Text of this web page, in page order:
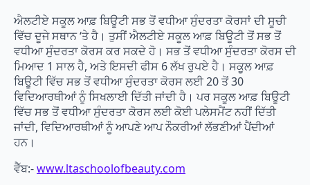
ਐਲਟੀਏ ਸਕੂਲ ਆਫ਼ ਬਿਊਟੀ ਸਭ ਤੋਂ ਵਧੀਆ ਸੁੰਦਰਤਾ ਕੋਰਸਾਂ ਦੀ ਸੂਚੀ
ਵਿੱਚ ਦੂਜੇ ਸਥਾਨ ‘ਤੇ ਹੈ। ਤੁਸੀਂ ਐਲਟੀਏ ਸਕੂਲ ਆਫ਼ ਬਿਊਟੀ ਤੋਂ ਸਭ ਤੋਂ
ਵਧੀਆ ਸੁੰਦਰਤਾ ਕੋਰਸ ਕਰ ਸਕਦੇ ਹੋ। ਸਭ ਤੋਂ ਵਧੀਆ ਸੁੰਦਰਤਾ ਕੋਰਸ ਦੀ
ਮਿਆਦ 1 ਸਾਲ ਹੈ, ਅਤੇ ਇਸਦੀ ਫੀਸ 6 ਲੱਖ ਰੁਪਏ ਹੈ। ਸਕੂਲ ਆਫ਼
ਬਿਊਟੀ ਵਿੱਚ ਸਭ ਤੋਂ ਵਧੀਆ ਸੁੰਦਰਤਾ ਕੋਰਸ ਲਈ 20 ਤੋਂ 30
ਵਿਦਿਆਰਥੀਆਂ ਨੂੰ ਸਿਖਲਾਈ ਦਿੱਤੀ ਜਾਂਦੀ ਹੈ। ਪਰ ਸਕੂਲ ਆਫ਼ ਬਿਊਟੀ
ਵਿੱਚ ਸਭ ਤੋਂ ਵਧੀਆ ਸੁੰਦਰਤਾ ਕੋਰਸ ਲਈ ਕੋਈ ਪਲੇਸਮੈਂਟ ਨਹੀਂ ਦਿੱਤੀ
ਜਾਂਦੀ, ਵਿਦਿਆਰਥੀਆਂ ਨੂੰ ਆਪਣੇ ਆਪ ਨੌਕਰੀਆਂ ਲੱਭਣੀਆਂ ਪੈਂਦੀਆਂ
ਹਨ।
ਵੈੱਬ:-www.ltaschoolofbeauty.com